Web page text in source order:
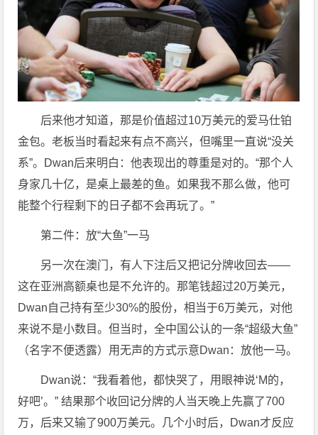
后来他才知道，那是价值超过10万美元的爱马仕铂
金包。老板当时看起来有点不高兴，但嘴里一直说“没关
系”。Dwan后来明白：他表现出的尊重是对的。“那个人
身家几十亿，是桌上最差的鱼。如果我不那么做，他可
能整个行程剩下的日子都不会再玩了。”
第二件：放“大鱼”一马
另一次在澳门，有人下注后又把记分牌收回去——
这在亚洲高额桌也是不允许的。那笔钱超过20万美元，
Dwan自己持有至少30%的股份，相当于6万美元，对他
来说不是小数目。但当时，全中国公认的一条“超级大鱼”
（名字不便透露）用无声的方式示意Dwan：放他一马。
Dwan说：“我看着他，都快哭了，用眼神说‘M的，
好吧’。” 结果那个收回记分牌的人当天晚上先赢了700
万，后来又输了900万美元。几个小时后，Dwan才反应